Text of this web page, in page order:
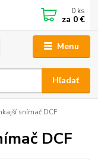
Menu
Hľadať
0 ks
za 0 €
snímač DCF
DCF